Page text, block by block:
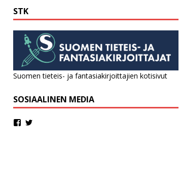
STK
Suomen tieteis- ja fantasiakirjoittajien kotisivut
SOSIAALINEN MEDIA